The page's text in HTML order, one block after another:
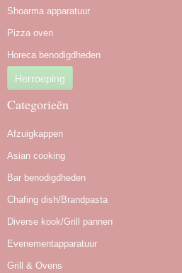
Shoarma apparatuur
Pizza oven
Horeca benodigdheden
Herroeping
Categorieën
Afzuigkappen
Asian cooking
Bar benodigdheden
Chafing dish/Brandpasta
Diverse kook/Grill pannen
Evenementapparatuur
Grill & Ovens